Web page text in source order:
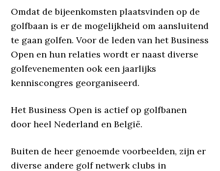
Omdat de bijeenkomsten plaatsvinden op de
golfbaan is er de mogelijkheid om aansluitend
te gaan golfen. Voor de leden van het Business
Open en hun relaties wordt er naast diverse
golfevenementen ook een jaarlijks
kenniscongres georganiseerd.
Het Business Open is actief op golfbanen
door heel Nederland en België.
Buiten de heer genoemde voorbeelden, zijn er
diverse andere golf netwerk clubs in